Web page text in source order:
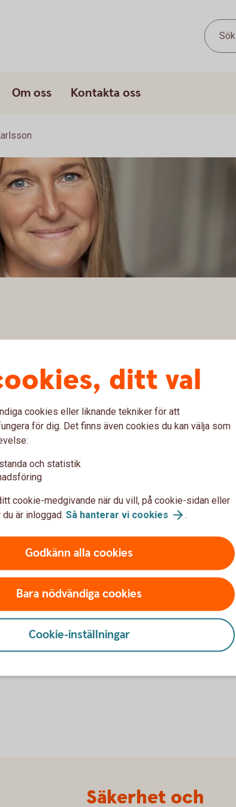
Sök
Om oss Kontakta oss
Kungälv och Stenungsund där
och stimulerande.
verksamheter. I mitt arbete får
motgångar.
av finansiering i företagets
från nystart till blomstrande
Anna:
Banken är mån om personalen
träffas och får prova på olika
vilket gör att vi har ett stort
över.
och kunder. Hon är
göra med och duktig på snabb
ditt val
cookies eller liknande tekniker för att
för dig. Det finns även cookies du kan välja som
och statistik
cookie-medgivande när du vill, på cookie-sidan eller
är inloggad. Så hanterar vi cookies .
Godkänn alla cookies
Bara nödvändiga cookies
Cookie-inställningar
Säkerhet och